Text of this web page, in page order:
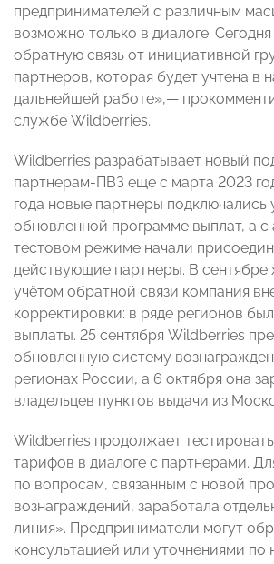
предпринимателей с различным
возможно только в диалоге.
обратную связь от инициативной
партнеров, которая будет учтена в
дальнейшей работе»,—
службе Wildberries.
Wildberries разрабатывает новый
партнерам-ПВЗ еще с марта 2023
года новые партнеры подключались
обновленной программе выплат, а с
тестовом режиме начали
действующие партнеры. В сентябре
учётом обратной связи компания
корректировки: в ряде регионов
выплаты. 25 сентября Wildberries
обновленную систему
регионах России, а 6 октября она
владельцев пунктов выдачи из
Wildberries продолжает
тарифов в диалоге с партнерами.
по вопросам, связанным с новой
вознаграждений, заработала
линия». Предприниматели могут
консультацией или уточнениями по